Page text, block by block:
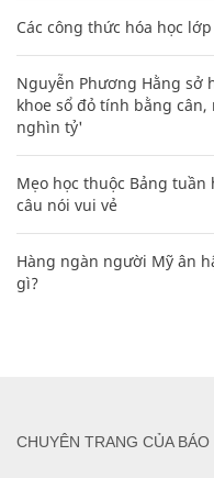
Các công thức hóa học
Nguyễn Phương Hằng
khoe sổ đỏ tính bằng
nghìn tỷ'
Mẹo học thuộc Bảng
câu nói vui vẻ
Hàng ngàn người Mỹ ân
gì?
CHUYÊN TRANG CỦA BÁO